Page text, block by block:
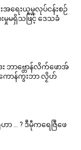
းအရေးယူမှုလုပ်ငန်းစဉ်
းမှုမရှိသဖြင့် ဒေသခံ
ဘာဗ္တောန်လိက်ဖောအ်
ကောန်ကွးဘာ လၟိဟ်
ာ … ? ဒဳမဵုကရေဇြဳဖေ